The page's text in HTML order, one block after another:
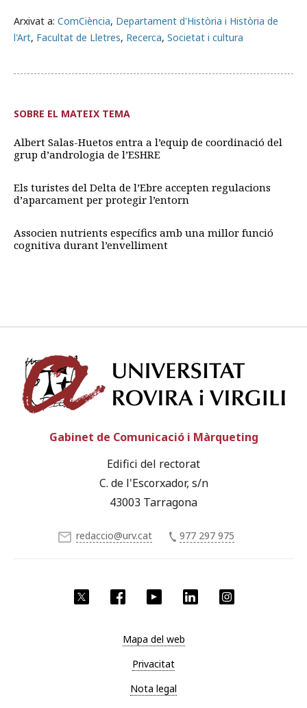
Arxivat a: ComCiència, Departament d'Història i Història de
l'Art, Facultat de Lletres, Recerca, Societat i cultura
SOBRE EL MATEIX TEMA
Albert Salas-Huetos entra a l’equip de coordinació del
grup d’andrologia de l’ESHRE
Els turistes del Delta de l’Ebre accepten regulacions
d’aparcament per protegir l’entorn
Associen nutrients específics amb una millor funció
cognitiva durant l’envelliment
Facebook YouTube LinkedIn
Gabinet de Comunicació i Màrqueting
Edifici del rectorat
C. de l'Escorxador, s/n
43003 Tarragona
redaccio@urv.cat 977 297 975
Mapa del web
Privacitat
Nota legal